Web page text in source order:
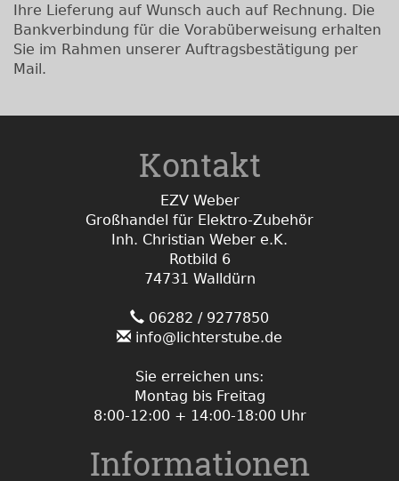
Ihre Lieferung auf Wunsch auch auf Rechnung. Die
Bankverbindung für die Vorabüberweisung erhalten
Sie im Rahmen unserer Auftragsbestätigung per
Mail.
Kontakt
EZV Weber
Großhandel für Elektro-Zubehör
Inh. Christian Weber e.K.
Rotbild 6
74731 Walldürn
06282 / 9277850
info@lichterstube.de
Sie erreichen uns:
Montag bis Freitag
8:00-12:00 + 14:00-18:00 Uhr
Informationen